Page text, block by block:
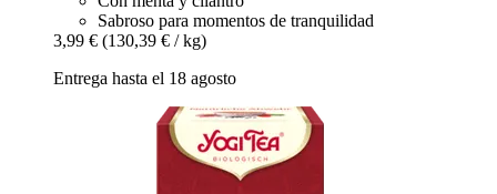
Sabroso para momentos de tranquilidad
3,99 € (130,39 € / kg)
Entrega hasta el 18 agosto